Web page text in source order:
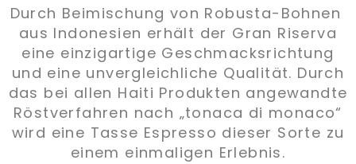
Durch Beimischung von Robusta-Bohnen
aus Indonesien erhält der Gran Riserva
eine einzigartige Geschmacksrichtung
und eine unvergleichliche Qualität. Durch
das bei allen Haiti Produkten angewandte
Röstverfahren nach „tonaca di monaco“
wird eine Tasse Espresso dieser Sorte zu
einem einmaligen Erlebnis.